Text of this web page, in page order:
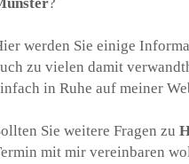
werden Sie einige
zu vielen damit
in Ruhe auf meiner
Sie weitere Fragen zu
mit mir vereinbaren